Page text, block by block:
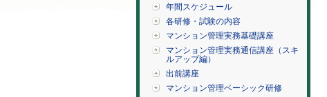
年間スケジュール
各研修・試験の内容
マンション管理実務基礎講座
マンション管理実務通信講座（スキ
ルアップ編）
出前講座
マンション管理ベーシック研修